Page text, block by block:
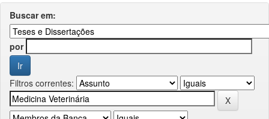
Buscar em:
por
Filtros correntes: